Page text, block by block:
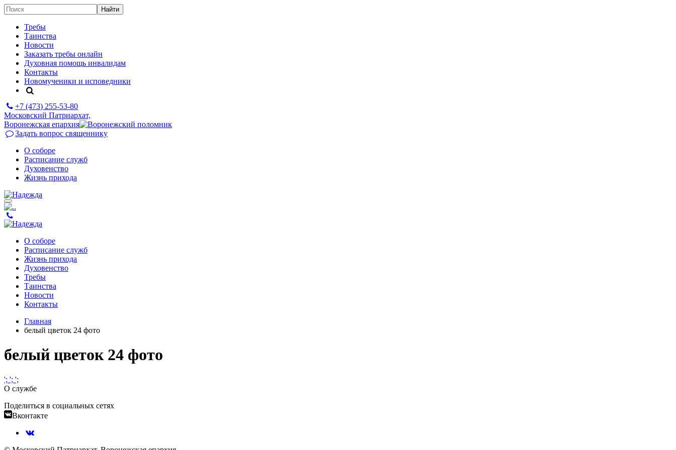
Требы
Таинства
Новости
Заказать требы онлайн
Духовная помощь инвалидам
Контакты
Новомученики и исповедники
+7 (473) 255-53-80
Московский Патриархат,
Воронежская епархия
Задать вопрос священнику
О соборе
Расписание служб
Духовенство
Жизнь прихода
О соборе
Расписание служб
Жизнь прихода
Духовенство
Требы
Таинства
Новости
Контакты
Главная
белый цветок 24 фото
белый цветок 24 фото
'; '; ';
О службе
Поделиться в социальных сетях
Вконтакте